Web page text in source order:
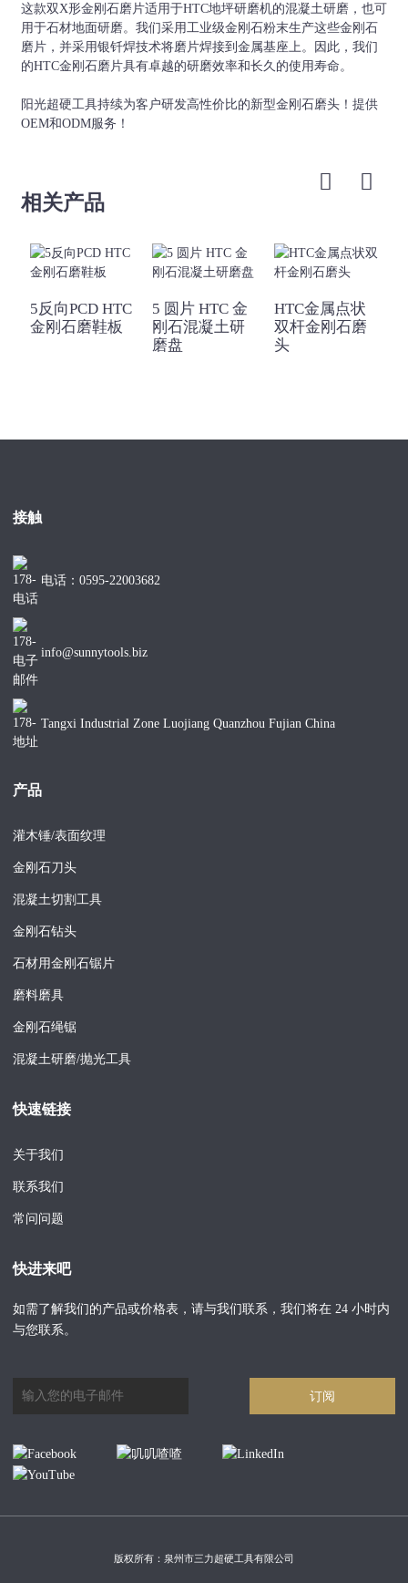
这款双X形金刚石磨片适用于HTC地坪研磨机的混凝土研磨，也可
用于石材地面研磨。我们采用工业级金刚石粉末生产这些金刚石
磨片，并采用银钎焊技术将磨片焊接到金属基座上。因此，我们
的HTC金刚石磨片具有卓越的研磨效率和长久的使用寿命。
阳光超硬工具持续为客户研发高性价比的新型金刚石磨头！提供
OEM和ODM服务！
相关产品
5反向PCD HTC
金刚石磨鞋板
5 圆片 HTC 金
刚石混凝土研
磨盘
HTC金属点状
双杆金刚石磨
头
接触
电话：0595-22003682
info@sunnytools.biz
Tangxi Industrial Zone Luojiang Quanzhou Fujian China
产品
灌木锤/表面纹理
金刚石刀头
混凝土切割工具
金刚石钻头
石材用金刚石锯片
磨料磨具
金刚石绳锯
混凝土研磨/抛光工具
快速链接
关于我们
联系我们
常问问题
快进来吧
如需了解我们的产品或价格表，请与我们联系，我们将在 24 小时内
与您联系。
订阅
版权所有：泉州市三力超硬工具有限公司